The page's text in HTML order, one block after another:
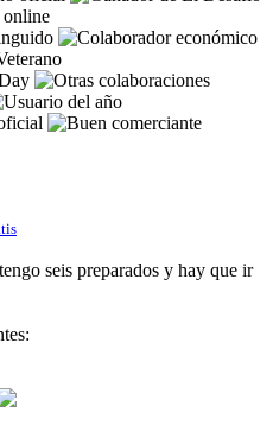
seis preparados y hay que ir